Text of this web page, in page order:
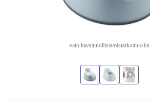
vain havainnollistamistarkoituksiin